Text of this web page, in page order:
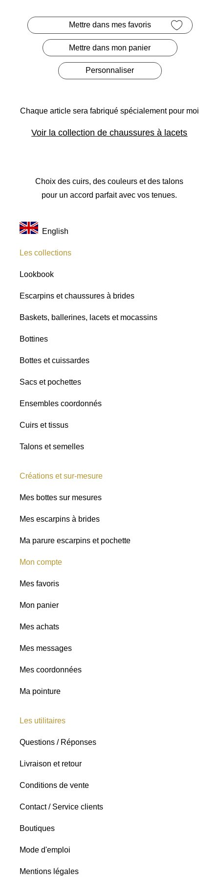
Mettre dans mes favoris
Mettre dans mon panier
Personnaliser
Chaque article sera fabriqué spécialement pour moi
Voir la collection de chaussures à lacets
Choix des cuirs, des couleurs et des talons
pour un accord parfait avec vos tenues.
English
Les collections
Lookbook
Escarpins et chaussures à brides
Baskets, ballerines, lacets et mocassins
Bottines
Bottes et cuissardes
Sacs et pochettes
Ensembles coordonnés
Cuirs et tissus
Talons et semelles
Créations et sur-mesure
Mes bottes sur mesures
Mes escarpins à brides
Ma parure escarpins et pochette
Mon compte
Mes favoris
Mon panier
Mes achats
Mes messages
Mes coordonnées
Ma pointure
Les utilitaires
Questions / Réponses
Livraison et retour
Conditions de vente
Contact / Service clients
Boutiques
Mode d'emploi
Mentions légales